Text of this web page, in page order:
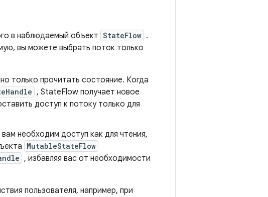
в наблюдаемый объект StateFlow .
вы можете выбрать поток только
только прочитать состояние. Когда
, StateFlow получает новое
доступ к потоку только для
необходим доступ как для чтения,
MutableStateFlow
, избавляя вас от необходимости
пользователя, например, при